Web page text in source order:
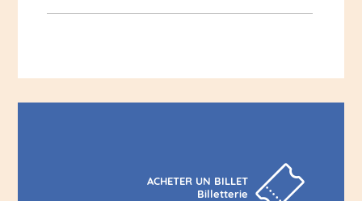
ACHETER UN BILLET
Billetterie